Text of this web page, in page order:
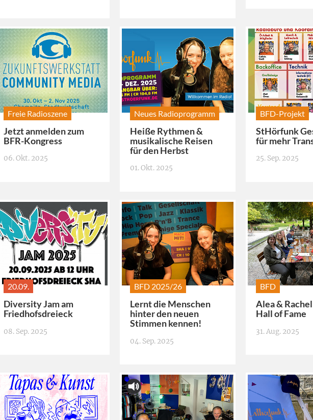
Freie Radioszene
Jetzt anmelden zum
BFR-Kongress
06. Okt. 2025
Neues Radioprogramm
Heiße Rythmen &
musikalische Reisen
für den Herbst
01. Okt. 2025
BFD-Projekt
StHörfunk
für mehr
25. Sep. 2025
20.09.
Diversity Jam am
Friedhofsdreieck
08. Sep. 2025
BFD 2025/26
Lernt die Menschen
hinter den neuen
Stimmen kennen!
04. Sep. 2025
BFD
Alea &
Hall of Fame
31. Aug. 2025